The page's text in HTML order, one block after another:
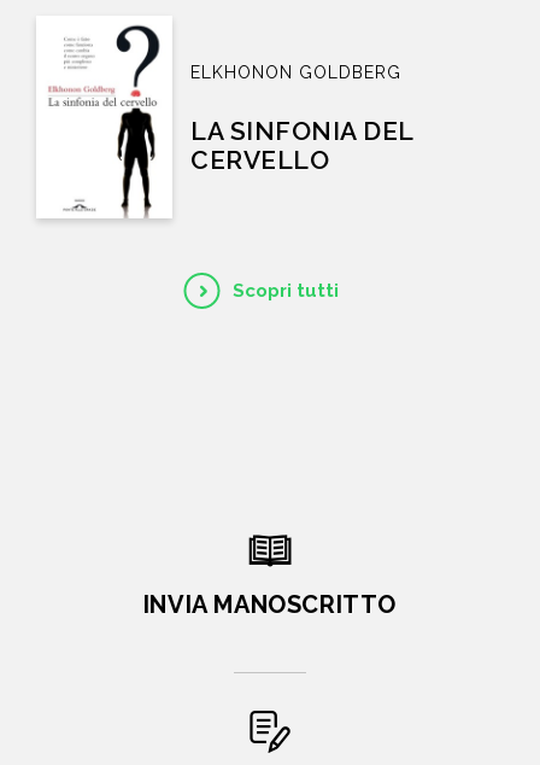
Scopri tutti
ELKHONON GOLDBERG
LA SINFONIA DEL
CERVELLO
INVIA MANOSCRITTO